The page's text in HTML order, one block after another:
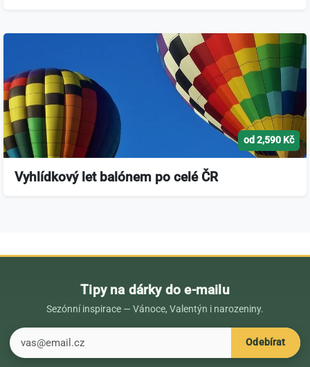
od 2,590 Kč
Vyhlídkový let balónem po celé ČR
Tipy na dárky do e-mailu
Sezónní inspirace — Vánoce, Valentýn i narozeniny.
Odebírat